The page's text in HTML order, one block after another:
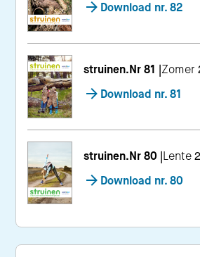
Download nr. 82
struinen.Nr 81 |Zomer
Download nr. 81
struinen.Nr 80 |Lente
Download nr. 80